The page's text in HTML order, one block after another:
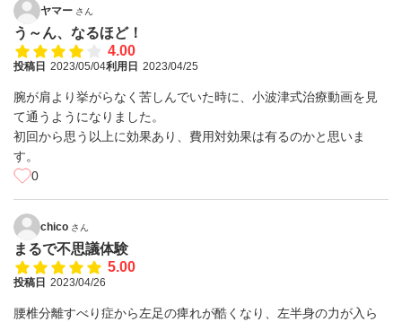
ヤマー さん
う～ん、なるほど！
4.00
投稿日 2023/05/04利用日 2023/04/25
腕が肩より挙がらなく苦しんでいた時に、小波津式治療動画を見
て通うようになりました。
初回から思う以上に効果あり、費用対効果は有るのかと思いま
す。
0
chico さん
まるで不思議体験
5.00
投稿日 2023/04/26
腰椎分離すべり症から左足の痺れが酷くなり、左半身の力が入ら